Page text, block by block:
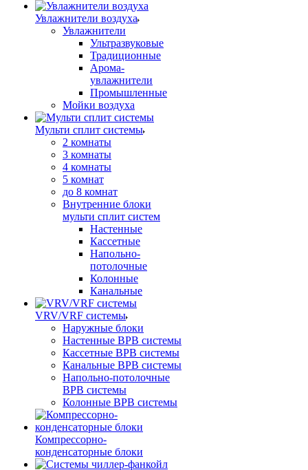
Увлажнители воздуха
Увлажнители
Ультразвуковые
Традиционные
Арома-
увлажнители
Промышленные
Мойки воздуха
Мульти сплит системы
2 комнаты
3 комнаты
4 комнаты
5 комнат
до 8 комнат
Внутренние блоки
мульти сплит систем
Настенные
Кассетные
Напольно-
потолочные
Колонные
Канальные
VRV/VRF системы
Наружные блоки
Настенные ВРВ системы
Кассетные ВРВ системы
Канальные ВРВ системы
Напольно-потолочные
ВРВ системы
Колонные ВРВ системы
Компрессорно-
конденсаторные блоки